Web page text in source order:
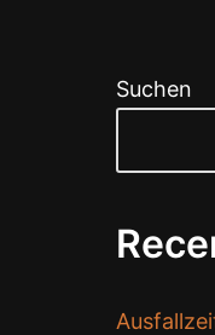
Suchen